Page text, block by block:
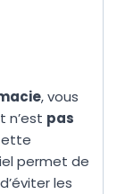
, vous
n’est pas
permet de
les